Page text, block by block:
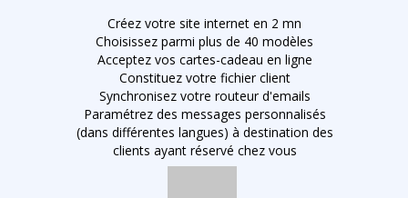
Créez votre site internet en 2 mn
Choisissez parmi plus de 40 modèles
Acceptez vos cartes-cadeau en ligne
Constituez votre fichier client
Synchronisez votre routeur d'emails
Paramétrez des messages personnalisés
(dans différentes langues) à destination des
clients ayant réservé chez vous